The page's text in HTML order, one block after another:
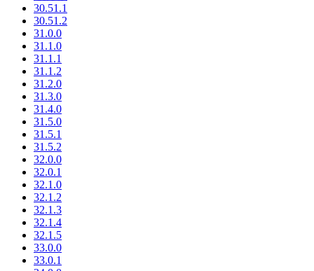
30.51.1
30.51.2
31.0.0
31.1.0
31.1.1
31.1.2
31.2.0
31.3.0
31.4.0
31.5.0
31.5.1
31.5.2
32.0.0
32.0.1
32.1.0
32.1.2
32.1.3
32.1.4
32.1.5
33.0.0
33.0.1